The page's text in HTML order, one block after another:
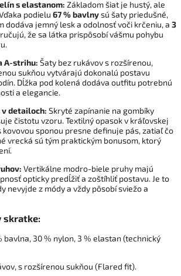
s elastanom: Základom šiat je hustý, ale
podielu 67 % bavlnysú šaty priedušné,
dodáva jemný lesk a odolnosť voči krčeniu, a 3
že sa látka prispôsobí vášmu pohybu
A-strihu: Šaty bez rukávov s rozšírenou,
sukňou vytvárajú dokonalú postavu
Dĺžka pod kolená dodáva outfitu potrebnú
a elegancie.
detailoch: Skryté zapínanie na gombíky
čistotu vzoru. Textilný opasok v kráľovskej
sponou presne definuje pás, zatiaľ čo
vrecká sú tým praktickým bonusom, ktorý
Vertikálne modro-biele pruhy majú
opticky predĺžiť a zoštíhliť postavu. Je to
nevyjde z módy a vždy pôsobí sviežo a
skratke:
bavlna, 30 % nylon, 3 % elastan (technický
s rozšírenou sukňou (Flared fit).